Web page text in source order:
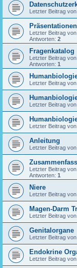
Letzter Beitrag von
Präsentationen
Letzter Beitrag von
Antworten: 2
Fragenkatalog
Letzter Beitrag von
Antworten: 1
Letzter Beitrag von
Letzter Beitrag von
Letzter Beitrag von
Anleitung
Letzter Beitrag von
Letzter Beitrag von
Antworten: 1
Niere
Letzter Beitrag von
Magen-Darm
Letzter Beitrag von
Genitalorgane
Letzter Beitrag von
Endokrine
Letzter Beitrag von